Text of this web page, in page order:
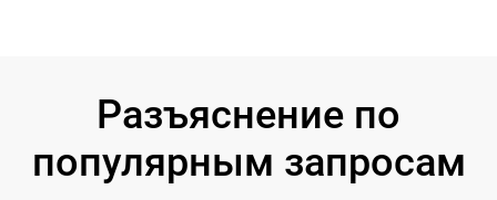
Разъяснение по
популярным запросам